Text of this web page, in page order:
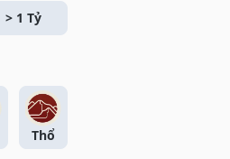
> 1 Tỷ
Thổ